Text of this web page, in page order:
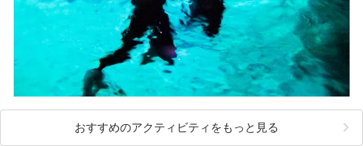
おすすめのアクティビティをもっと見る